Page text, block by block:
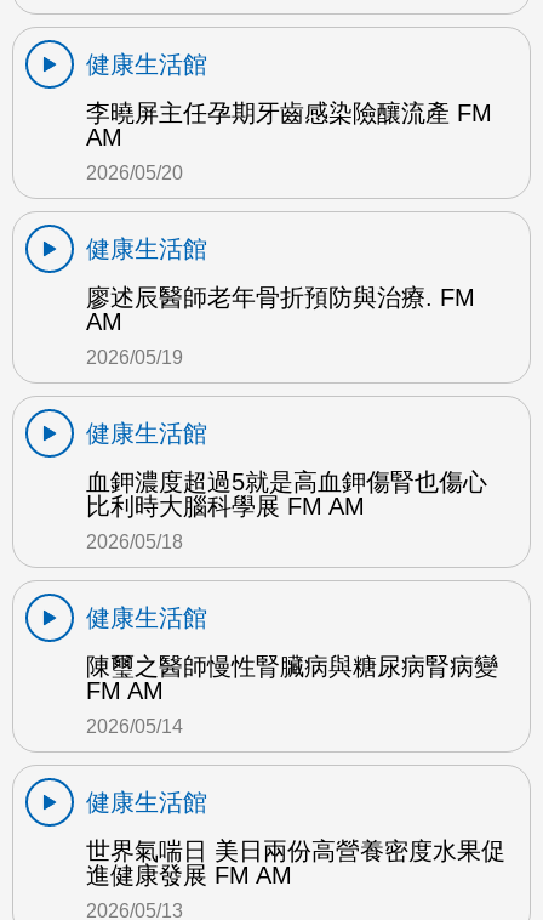
健康生活館
李曉屏主任孕期牙齒感染險釀流產 FM
AM
2026/05/20
健康生活館
廖述辰醫師老年骨折預防與治療. FM
AM
2026/05/19
健康生活館
血鉀濃度超過5就是高血鉀傷腎也傷心
比利時大腦科學展 FM AM
2026/05/18
健康生活館
陳璽之醫師慢性腎臟病與糖尿病腎病變
FM AM
2026/05/14
健康生活館
世界氣喘日 美日兩份高營養密度水果促
進健康發展 FM AM
2026/05/13